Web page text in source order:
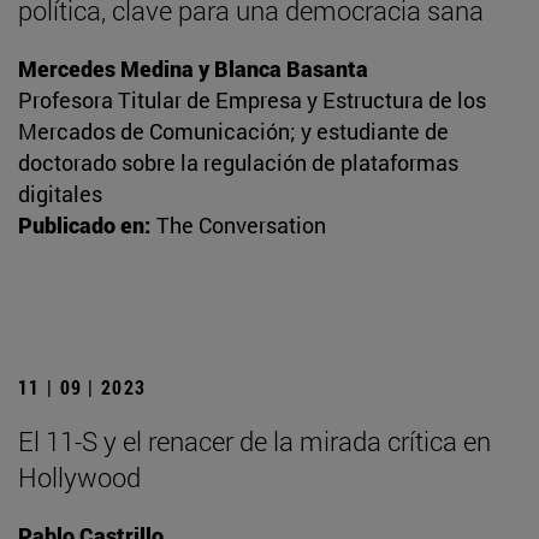
política, clave para una democracia sana
Mercedes Medina y Blanca Basanta
Profesora Titular de Empresa y Estructura de los
Mercados de Comunicación; y estudiante de
doctorado sobre la regulación de plataformas
digitales
Publicado en: The Conversation
11 | 09 | 2023
El 11-S y el renacer de la mirada crítica en
Hollywood